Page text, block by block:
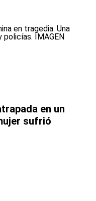
en un
sufrió